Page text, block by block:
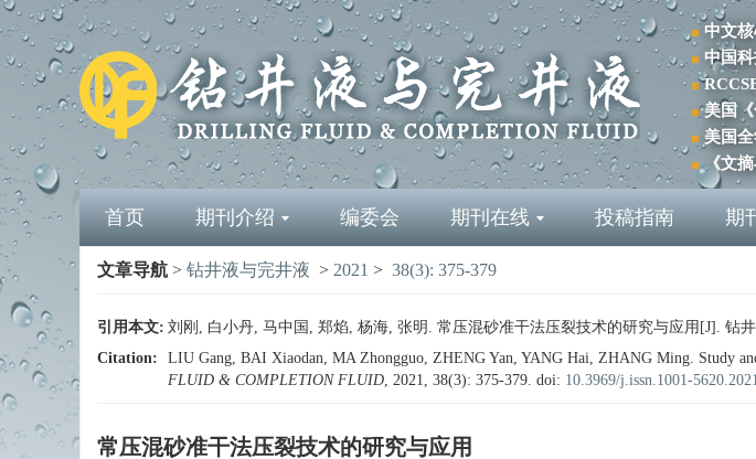
中文
中国
美国
美国
《文
首页 期刊介绍 编委会 期刊在线 投稿指南 期
文章导航 > 钻井液与完井液 > 2021 > 38(3): 375-379
引用本文: 刘刚, 白小丹, 马中国, 郑焰, 杨海, 张明. 常压混砂准干法压裂技术的研究与应用[J]. 钻
Citation:
LIU Gang, BAI Xiaodan, MA Zhongguo, ZHENG Yan, YANG Hai, ZHANG Ming. Study
FLUID & COMPLETION FLUID, 2021, 38(3): 375-379. doi: 10.3969/j.issn.1001-
常压混砂准干法压裂技术的研究与应用